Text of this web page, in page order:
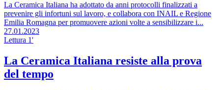
La Ceramica Italiana ha adottato da anni protocolli finalizzati a
prevenire gli infortuni sul lavoro, e collabora con INAIL e Regione
Emilia Romagna per promuovere azioni volte a sensibilizzare i...
27.01.2023
Lettura 1'
La Ceramica Italiana resiste alla prova
del tempo